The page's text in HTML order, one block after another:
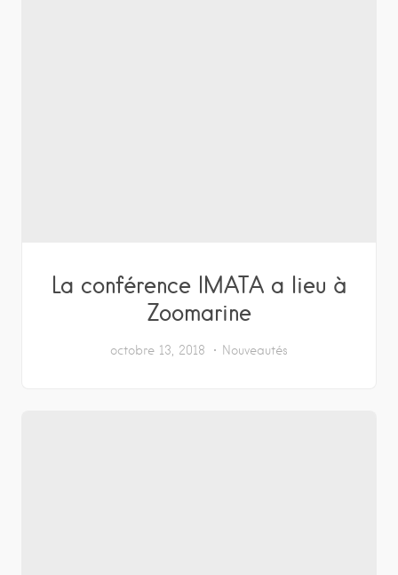
La conférence IMATA a lieu à
Zoomarine
octobre 13, 2018 Nouveautés